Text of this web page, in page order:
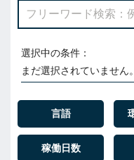
選択中の条件：
まだ選択されていません。
言語
稼働日数